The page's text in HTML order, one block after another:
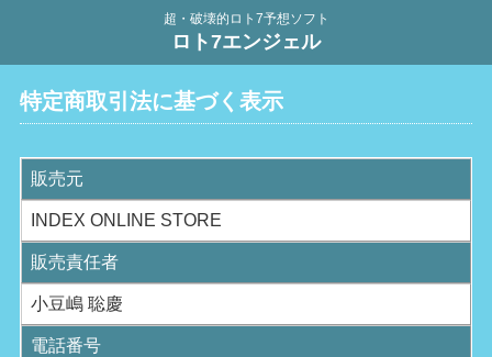
超・破壊的ロト7予想ソフト
ロト7エンジェル
特定商取引法に基づく表示
販売元
INDEX ONLINE STORE
販売責任者
小豆嶋 聡慶
電話番号